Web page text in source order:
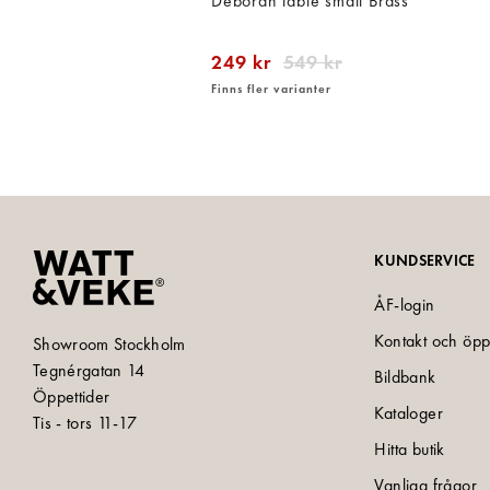
249 kr 549 kr
Finns fler varianter
Showroom Stockholm
Tegnérgatan 14
Öppettider
Tis - tors 11-17
KUNDSERVICE
ÅF-login
Kontakt och
Bildbank
Kataloger
Hitta butik
Vanliga frågor